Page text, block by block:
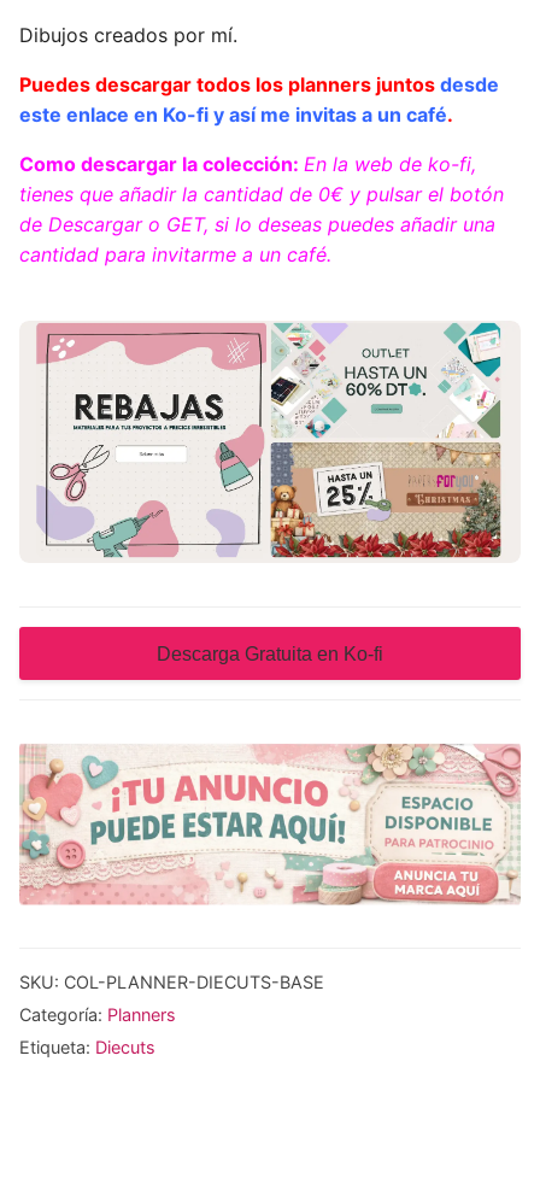
Dibujos creados por mí.
Puedes descargar todos los planners juntos desde
este enlace en Ko-fi y así me invitas a un café.
Como descargar la colección: En la web de ko-fi,
tienes que añadir la cantidad de 0€ y pulsar el botón
de Descargar o GET, si lo deseas puedes añadir una
cantidad para invitarme a un café.
Descarga Gratuita en Ko-fi
SKU: COL-PLANNER-DIECUTS-BASE
Categoría: Planners
Etiqueta: Diecuts